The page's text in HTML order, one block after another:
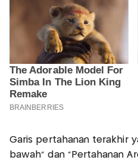
Garis pertahanan terakhir
bawah" dan "Pertahanan